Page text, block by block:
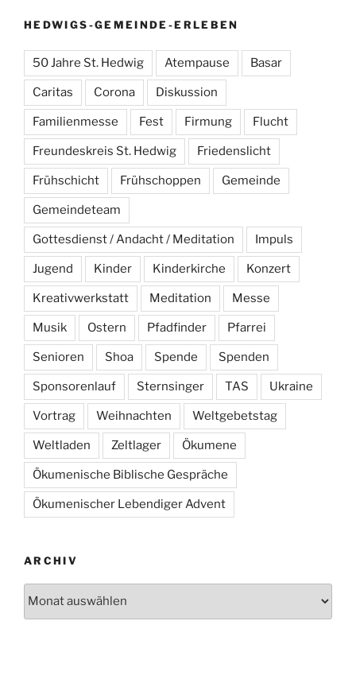
HEDWIGS-GEMEINDE-ERLEBEN
50 Jahre St. Hedwig Atempause Basar
Caritas Corona Diskussion
Familienmesse Fest Firmung Flucht
Freundeskreis St. Hedwig Friedenslicht
Frühschicht Frühschoppen Gemeinde
Gemeindeteam
Gottesdienst / Andacht / Meditation Impuls
Jugend Kinder Kinderkirche Konzert
Kreativwerkstatt Meditation Messe
Musik Ostern Pfadfinder Pfarrei
Senioren Shoa Spende Spenden
Sponsorenlauf Sternsinger TAS Ukraine
Vortrag Weihnachten Weltgebetstag
Weltladen Zeltlager Ökumene
Ökumenische Biblische Gespräche
Ökumenischer Lebendiger Advent
ARCHIV